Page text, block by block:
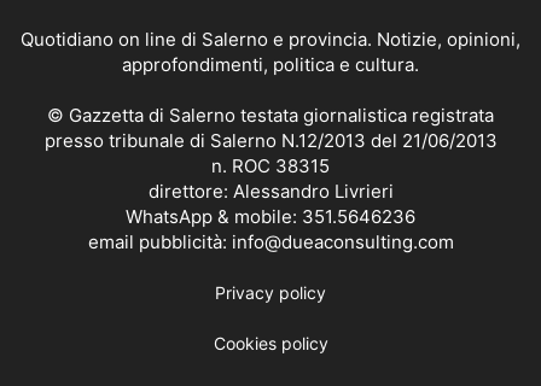
Quotidiano on line di Salerno e provincia. Notizie, opinioni,
approfondimenti, politica e cultura.
© Gazzetta di Salerno testata giornalistica registrata
presso tribunale di Salerno N.12/2013 del 21/06/2013
n. ROC 38315
direttore: Alessandro Livrieri
WhatsApp & mobile: 351.5646236
email pubblicità: info@dueaconsulting.com
Privacy policy
Cookies policy